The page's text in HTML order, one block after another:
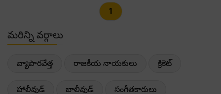
1
మరిన్ని వర్గాలు
వ్యాపారవేత్త రాజకీయ నాయకులు క్రికెట్
హాలీవుడ్ బాలీవుడ్ సంగీతకారులు